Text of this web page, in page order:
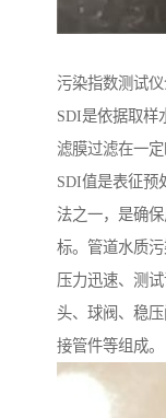
污染指数测试仪
SDI是依据取样
滤膜过滤在一
SDI值是表征预
法之一，是确
标。管道水质
压力迅速、测
头、球阀、稳
接管件等组成。